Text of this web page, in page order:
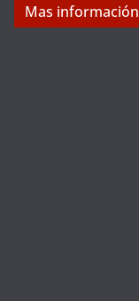
Mas información